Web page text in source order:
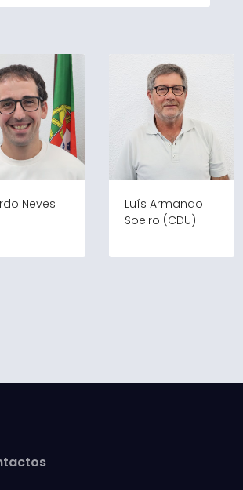
Neves
Luís Armando
Soeiro (CDU)